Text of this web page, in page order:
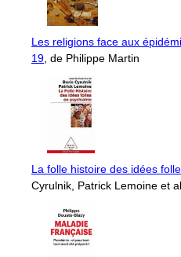
Les religions face aux
19, de Philippe Martin
La folle histoire des idées
Cyrulnik, Patrick Lemoine et al